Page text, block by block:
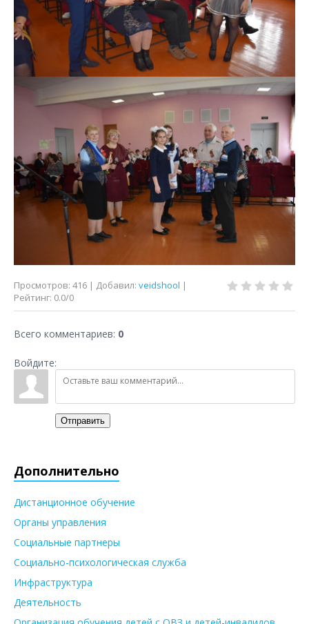
Просмотров: 416 | Добавил: veidshool |
Рейтинг: 0.0/0
Всего комментариев: 0
Войдите:
Отправить
Дополнительно
Дистанционное обучение
Органы управления
Социальные партнеры
Социально-психологическая служба
Инфраструктура
Деятельность